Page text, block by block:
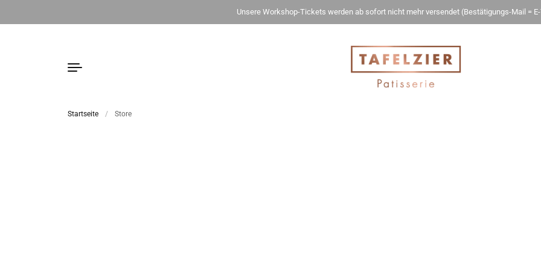
Unsere Workshop-Tickets werden ab sofort nicht mehr versendet (Bestätigungs-Mail =
Startseite / Store